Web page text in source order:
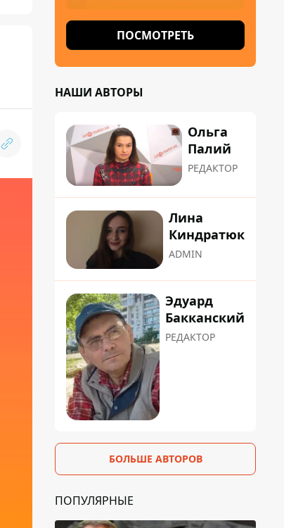
ПОСМОТРЕТЬ
НАШИ АВТОРЫ
Ольга
Палий
РЕДАКТОР
Лина
Киндратюк
ADMIN
Эдуард
Бакканский
РЕДАКТОР
БОЛЬШЕ АВТОРОВ
ПОПУЛЯРНЫЕ